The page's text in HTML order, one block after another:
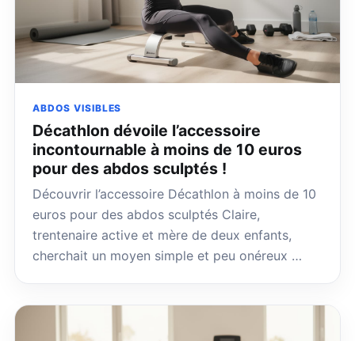
ABDOS VISIBLES
Décathlon dévoile l’accessoire
incontournable à moins de 10 euros
pour des abdos sculptés !
Découvrir l’accessoire Décathlon à moins de 10
euros pour des abdos sculptés Claire,
trentenaire active et mère de deux enfants,
cherchait un moyen simple et peu onéreux …